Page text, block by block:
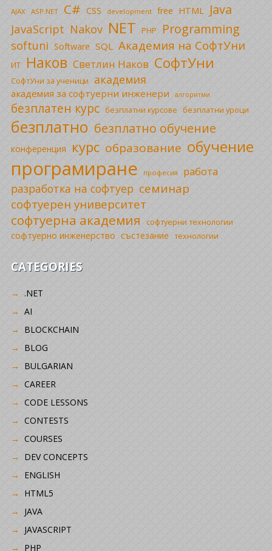
AJAX ASP.NET C# CSS development free HTML Java
JavaScript Nakov NET PHP Programming
softuni Software SQL Академия на СофтУни
ИТ Наков Светлин Наков СофтУни
СофтУни за ученици академия
академия за софтуерни инженери алгоритми
безплатен курс безплатни курсове безплатни уроци
безплатно безплатно обучение
конференция курс образование обучение
програмиране професия работа
разработка на софтуер семинар
софтуерен университет
софтуерна академия софтуерни технологии
софтуерно инженерство състезание технологии
CATEGORIES
.NET
AI
BLOCKCHAIN
BLOG
BULGARIAN
CAREER
CODE LESSONS
CONTESTS
COURSES
DEV CONCEPTS
ENGLISH
HTML5
JAVA
JAVASCRIPT
PHP